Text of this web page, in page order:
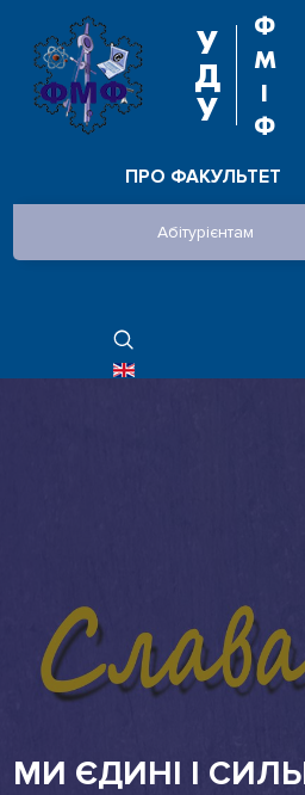
У
Д
У
Ф
М
І
Ф
ПРО ФАКУЛЬТЕТ
Абітурієнтам
ОБЕРІТЬ СВОЮ МОВУ